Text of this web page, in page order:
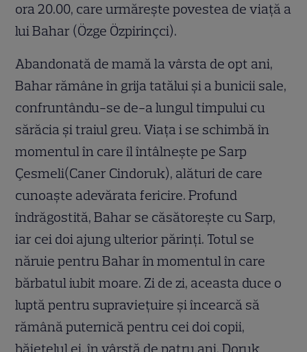
ora 20.00, care urmărește povestea de viață a
lui Bahar (Özge Özpirinçci).
Abandonată de mamă la vârsta de opt ani,
Bahar rămâne în grija tatălui și a bunicii sale,
confruntându-se de-a lungul timpului cu
sărăcia și traiul greu. Viața i se schimbă în
momentul în care îl întâlnește pe Sarp
Çesmeli(Caner Cindoruk), alături de care
cunoaște adevărata fericire. Profund
îndrăgostită, Bahar se căsătorește cu Sarp,
iar cei doi ajung ulterior părinți. Totul se
năruie pentru Bahar în momentul în care
bărbatul iubit moare. Zi de zi, aceasta duce o
luptă pentru supraviețuire și încearcă să
rămână puternică pentru cei doi copii,
băiețelul ei, în vârstă de patru ani, Doruk